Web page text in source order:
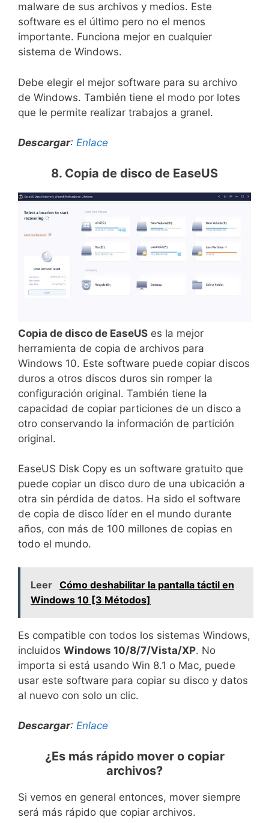
malware de sus archivos y medios. Este
software es el último pero no el menos
importante. Funciona mejor en cualquier
sistema de Windows.
Debe elegir el mejor software para su archivo
de Windows. También tiene el modo por lotes
que le permite realizar trabajos a granel.
Descargar: Enlace
8. Copia de disco de EaseUS
Copia de disco de EaseUS es la mejor
herramienta de copia de archivos para
Windows 10. Este software puede copiar discos
duros a otros discos duros sin romper la
configuración original. También tiene la
capacidad de copiar particiones de un disco a
otro conservando la información de partición
original.
EaseUS Disk Copy es un software gratuito que
puede copiar un disco duro de una ubicación a
otra sin pérdida de datos. Ha sido el software
de copia de disco líder en el mundo durante
años, con más de 100 millones de copias en
todo el mundo.
Leer Cómo deshabilitar la pantalla táctil en
Windows 10 [3 Métodos]
Es compatible con todos los sistemas Windows,
incluidos Windows 10/8/7/Vista/XP. No
importa si está usando Win 8.1 o Mac, puede
usar este software para copiar su disco y datos
al nuevo con solo un clic.
Descargar: Enlace
¿Es más rápido mover o copiar
archivos?
Si vemos en general entonces, mover siempre
será más rápido que copiar archivos.